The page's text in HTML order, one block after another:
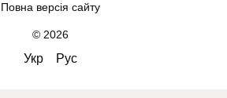
Повна версія сайту
© 2026
Укр Рус